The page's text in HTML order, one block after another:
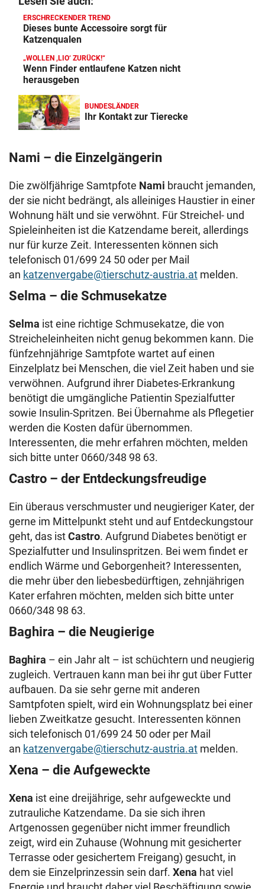
ERSCHRECKENDER TREND
Dieses bunte Accessoire sorgt für
Katzenqualen
„WOLLEN ,LIO‘ ZURÜCK!“
Wenn Finder entlaufene Katzen nicht
herausgeben
BUNDESLÄNDER
Ihr Kontakt zur Tierecke
Nami – die Einzelgängerin
Die zwölfjährige Samtpfote Nami braucht jemanden,
der sie nicht bedrängt, als alleiniges Haustier in einer
Wohnung hält und sie verwöhnt. Für Streichel- und
Spieleinheiten ist die Katzendame bereit, allerdings
nur für kurze Zeit. Interessenten können sich
telefonisch 01/699 24 50 oder per Mail
an katzenvergabe@tierschutz-austria.at melden.
Selma – die Schmusekatze
Selma ist eine richtige Schmusekatze, die von
Streicheleinheiten nicht genug bekommen kann. Die
fünfzehnjährige Samtpfote wartet auf einen
Einzelplatz bei Menschen, die viel Zeit haben und sie
verwöhnen. Aufgrund ihrer Diabetes-Erkrankung
benötigt die umgängliche Patientin Spezialfutter
sowie Insulin-Spritzen. Bei Übernahme als Pflegetier
werden die Kosten dafür übernommen.
Interessenten, die mehr erfahren möchten, melden
sich bitte unter 0660/348 98 63.
Castro – der Entdeckungsfreudige
Ein überaus verschmuster und neugieriger Kater, der
gerne im Mittelpunkt steht und auf Entdeckungstour
geht, das istCastro. Aufgrund Diabetes benötigt er
Spezialfutter und Insulinspritzen. Bei wem findet er
endlich Wärme und Geborgenheit? Interessenten,
die mehr über den liebesbedürftigen, zehnjährigen
Kater erfahren möchten, melden sich bitte unter
0660/348 98 63.
Baghira – die Neugierige
Baghira – ein Jahr alt – ist schüchtern und neugierig
zugleich. Vertrauen kann man bei ihr gut über Futter
aufbauen. Da sie sehr gerne mit anderen
Samtpfoten spielt, wird ein Wohnungsplatz bei einer
lieben Zweitkatze gesucht. Interessenten können
sich telefonisch 01/699 24 50 oder per Mail
an katzenvergabe@tierschutz-austria.at melden.
Xena – die Aufgeweckte
Xena ist eine dreijährige, sehr aufgeweckte und
zutrauliche Katzendame. Da sie sich ihren
Artgenossen gegenüber nicht immer freundlich
zeigt, wird ein Zuhause (Wohnung mit gesicherter
Terrasse oder gesichertem Freigang) gesucht, in
dem sie Einzelprinzessin sein darf. Xena hat viel